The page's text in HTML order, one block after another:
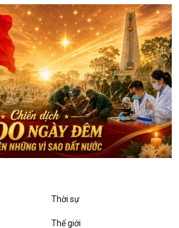
Dòng chảy sự kiện
Đối thoại
Diễn đàn chủ nhật
Chuyện đêm
Thời sự
Thế giới